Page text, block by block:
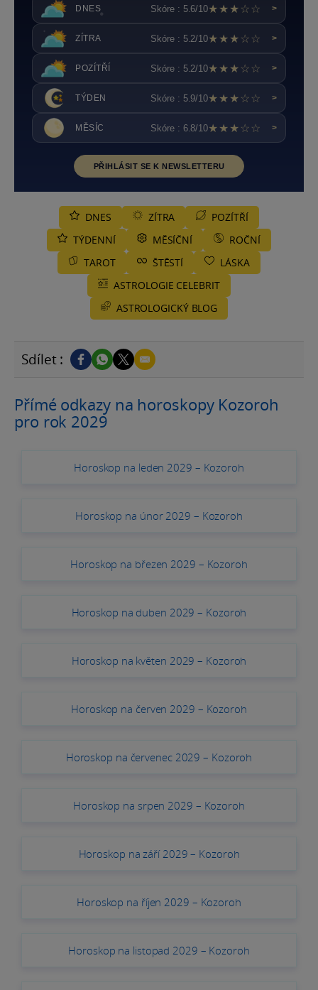
DNES Skóre : 5.6/10★★★☆☆ >
ZÍTRA Skóre : 5.2/10★★★☆☆ >
POZÍTŘÍ Skóre : 5.2/10★★★☆☆ >
TÝDEN Skóre : 5.9/10★★★☆☆ >
MĚSÍC Skóre : 6.8/10★★★☆☆ >
PŘIHLÁSIT SE K NEWSLETTERU
DNES ZÍTRA
POZÍTŘÍ
TÝDENNÍ
MĚSÍČNÍ
ROČNÍ
TAROT
ŠTĚSTÍ
LÁSKA
ASTROLOGIE CELEBRIT
ASTROLOGICKÝ BLOG
Sdílet :
Přímé odkazy na horoskopy Kozoroh
pro rok 2029
Horoskop na leden 2029 – Kozoroh
Horoskop na únor 2029 – Kozoroh
Horoskop na březen 2029 – Kozoroh
Horoskop na duben 2029 – Kozoroh
Horoskop na květen 2029 – Kozoroh
Horoskop na červen 2029 – Kozoroh
Horoskop na červenec 2029 – Kozoroh
Horoskop na srpen 2029 – Kozoroh
Horoskop na září 2029 – Kozoroh
Horoskop na říjen 2029 – Kozoroh
Horoskop na listopad 2029 – Kozoroh